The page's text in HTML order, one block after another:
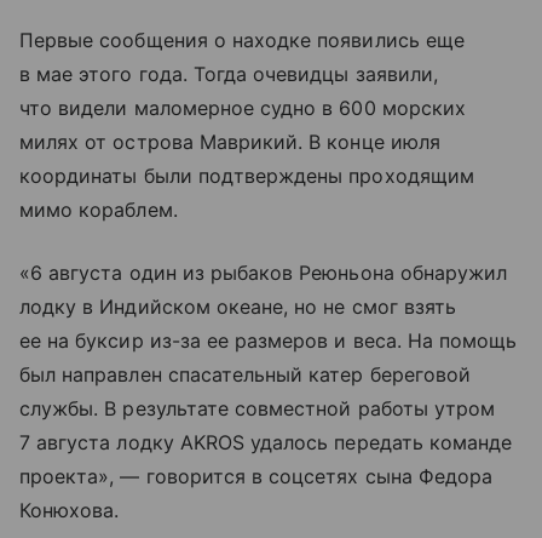
Первые сообщения о находке появились еще
в мае этого года. Тогда очевидцы заявили,
что видели маломерное судно в 600 морских
милях от острова Маврикий. В конце июля
координаты были подтверждены проходящим
мимо кораблем.
«6 августа один из рыбаков Реюньона обнаружил
лодку в Индийском океане, но не смог взять
ее на буксир из-за ее размеров и веса. На помощь
был направлен спасательный катер береговой
службы. В результате совместной работы утром
7 августа лодку AKROS удалось передать команде
проекта», — говорится в соцсетях сына Федора
Конюхова.